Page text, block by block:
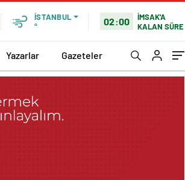
İSTANBUL
°
02:00
İMSAK'A
KALAN SÜRE
Yazarlar Gazeteler